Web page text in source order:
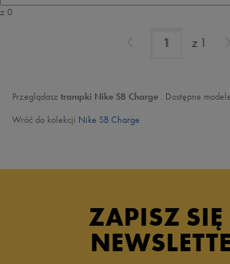
z 0
z 1
Przeglądasz trampki Nike SB Charge . Dostępne
Wróć do kolekcji Nike SB Charge
ZAPISZ